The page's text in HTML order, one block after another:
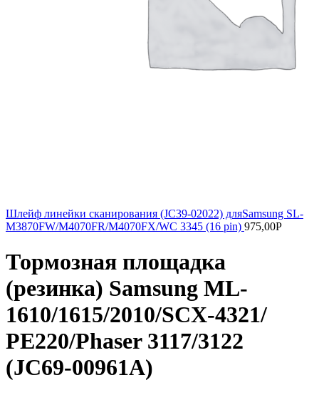
Шлейф линейки сканирования (JC39-02022) дляSamsung SL-
M3870FW/M4070FR/M4070FX/WC 3345 (16 pin) 975,00Р
Тормозная площадка
(резинка) Samsung ML-
1610/1615/2010/SCX-4321/
РE220/Phaser 3117/3122
(JC69-00961A)